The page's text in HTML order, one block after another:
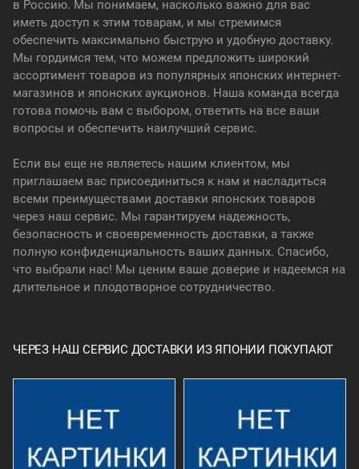
в Россию. Мы понимаем, насколько важно для вас
иметь доступ к этим товарам, и мы стремимся
обеспечить максимально быструю и удобную доставку.
Мы гордимся тем, что можем предложить широкий
ассортимент товаров из популярных японских интернет-
магазинов и японских аукционов. Наша команда всегда
готова помочь вам с выбором, ответить на все ваши
вопросы и обеспечить наилучший сервис.
Если вы еще не являетесь нашим клиентом, мы
приглашаем вас присоединиться к нам и насладиться
всеми преимуществами доставки японских товаров
через наш сервис. Мы гарантируем надежность,
безопасность и своевременность доставки, а также
полную конфиденциальность ваших данных. Спасибо,
что выбрали нас! Мы ценим ваше доверие и надеемся на
длительное и плодотворное сотрудничество.
ЧЕРЕЗ НАШ СЕРВИС ДОСТАВКИ ИЗ ЯПОНИИ ПОКУПАЮТ